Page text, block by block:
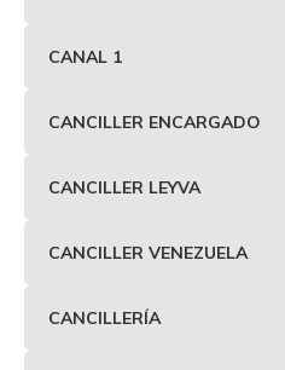
CANAL 1
CANCILLER ENCARGADO
CANCILLER LEYVA
CANCILLER VENEZUELA
CANCILLERÍA